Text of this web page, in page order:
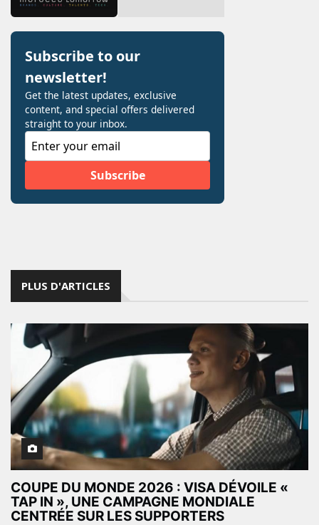
PLUS D'ARTICLES
COUPE DU MONDE 2026 : VISA DÉVOILE «
TAP IN », UNE CAMPAGNE MONDIALE
CENTRÉE SUR LES SUPPORTERS